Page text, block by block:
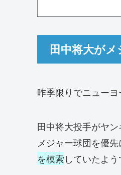
田中将大が
昨季限りでニューヨ
田中将大投手がヤ
メジャー球団を優
を模索していたよう